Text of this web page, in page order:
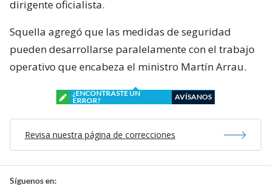
dirigente oficialista.
Squella agregó que las medidas de seguridad
pueden desarrollarse paralelamente con el trabajo
operativo que encabeza el ministro Martín Arrau.
¿ENCONTRASTE UN
ERROR?
AVÍSANOS
Revisa nuestra página de correcciones
Síguenos en: